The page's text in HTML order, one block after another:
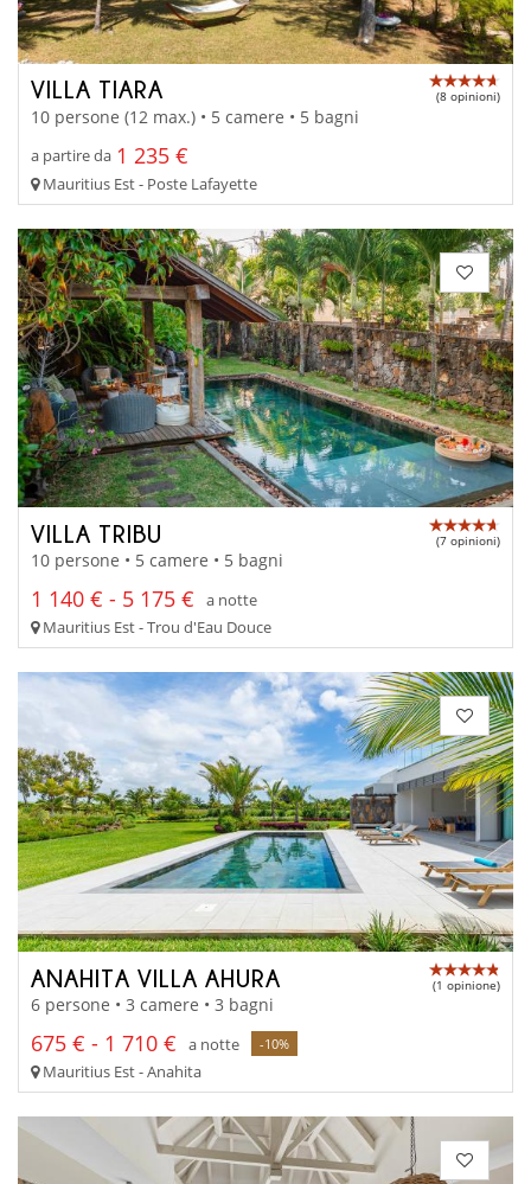
VILLA TIARA (8 opinioni)
10 persone (12 max.) • 5 camere • 5 bagni
a partire da 1 235 €
Mauritius Est - Poste Lafayette
VILLA TRIBU (7 opinioni)
10 persone • 5 camere • 5 bagni
1 140 € - 5 175 €
a notte
Mauritius Est - Trou d'Eau Douce
ANAHITA VILLA AHURA (1 opinione)
6 persone • 3 camere • 3 bagni
675 € - 1 710 € a notte -10%
Mauritius Est - Anahita